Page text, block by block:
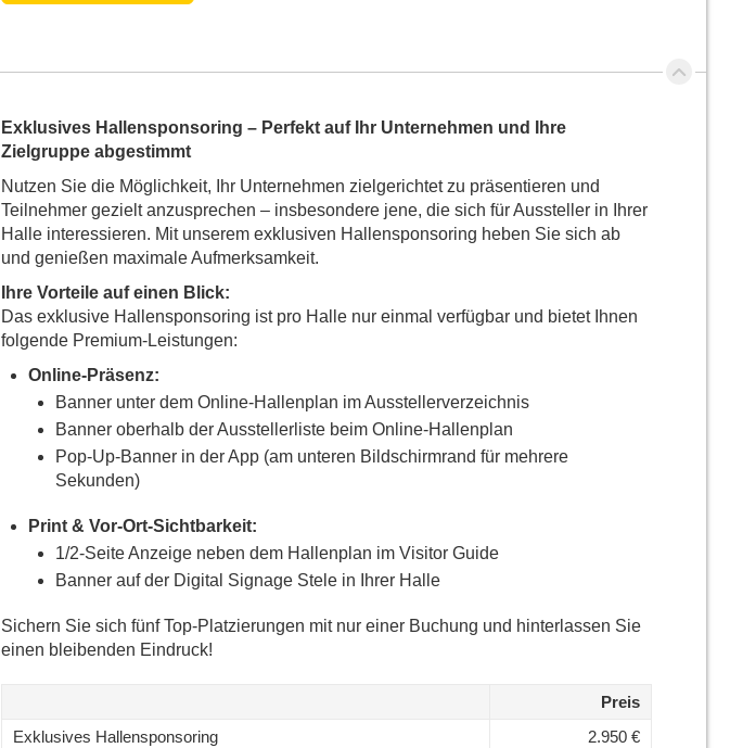
Exklusives Hallensponsoring – Perfekt auf Ihr Unternehmen und Ihre
Zielgruppe abgestimmt
Nutzen Sie die Möglichkeit, Ihr Unternehmen zielgerichtet zu präsentieren und
Teilnehmer gezielt anzusprechen – insbesondere jene, die sich für Aussteller in Ihrer
Halle interessieren. Mit unserem exklusiven Hallensponsoring heben Sie sich ab
und genießen maximale Aufmerksamkeit.
Ihre Vorteile auf einen Blick:
Das exklusive Hallensponsoring ist pro Halle nur einmal verfügbar und bietet Ihnen
folgende Premium-Leistungen:
Online-Präsenz:
Banner unter dem Online-Hallenplan im Ausstellerverzeichnis
Banner oberhalb der Ausstellerliste beim Online-Hallenplan
Pop-Up-Banner in der App (am unteren Bildschirmrand für mehrere
Sekunden)
Print & Vor-Ort-Sichtbarkeit:
1/2-Seite Anzeige neben dem Hallenplan im Visitor Guide
Banner auf der Digital Signage Stele in Ihrer Halle
Sichern Sie sich fünf Top-Platzierungen mit nur einer Buchung und hinterlassen Sie
einen bleibenden Eindruck!
Preis
Exklusives Hallensponsoring
2.950 €